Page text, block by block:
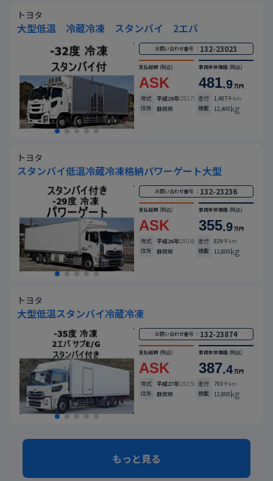
トヨタ
大型低温 冷蔵冷凍 スタンバイ 2エバ
お問い合わせ番号 ： 132-23023
支払総額 (税込)
ASK
車両本体価格 (税込)
481.9万円
年式 平成29年(2017) 走行 1,487千km
積載
12,400kg
住所 静岡県
トヨタ
スタンバイ低温冷蔵冷凍格納パワーゲート大型
お問い合わせ番号 ： 132-23236
支払総額 (税込)
ASK
車両本体価格 (税込)
355.9万円
年式 平成26年(2014) 走行 829千km
積載
12,800kg
住所 静岡県
トヨタ
大型低温スタンバイ冷蔵冷凍
お問い合わせ番号 ： 132-23874
支払総額 (税込)
ASK
車両本体価格 (税込)
387.4万円
年式 平成27年(2015) 走行 793千km
積載
12,800kg
住所 静岡県
もっと見る